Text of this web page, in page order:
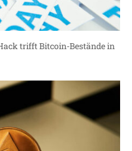
trifft Bitcoin-Bestände in